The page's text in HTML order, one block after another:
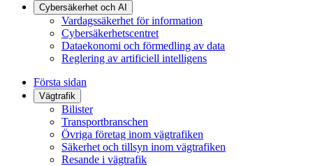
Cybersäkerhet och AI
Vardagssäkerhet för information
Cybersäkerhetscentret
Dataekonomi och förmedling av data
Reglering av artificiell intelligens
Första sidan
Vägtrafik
Bilister
Transportbranschen
Övriga företag inom vägtrafiken
Säkerhet och tillsyn inom vägtrafiken
Resande i vägtrafik